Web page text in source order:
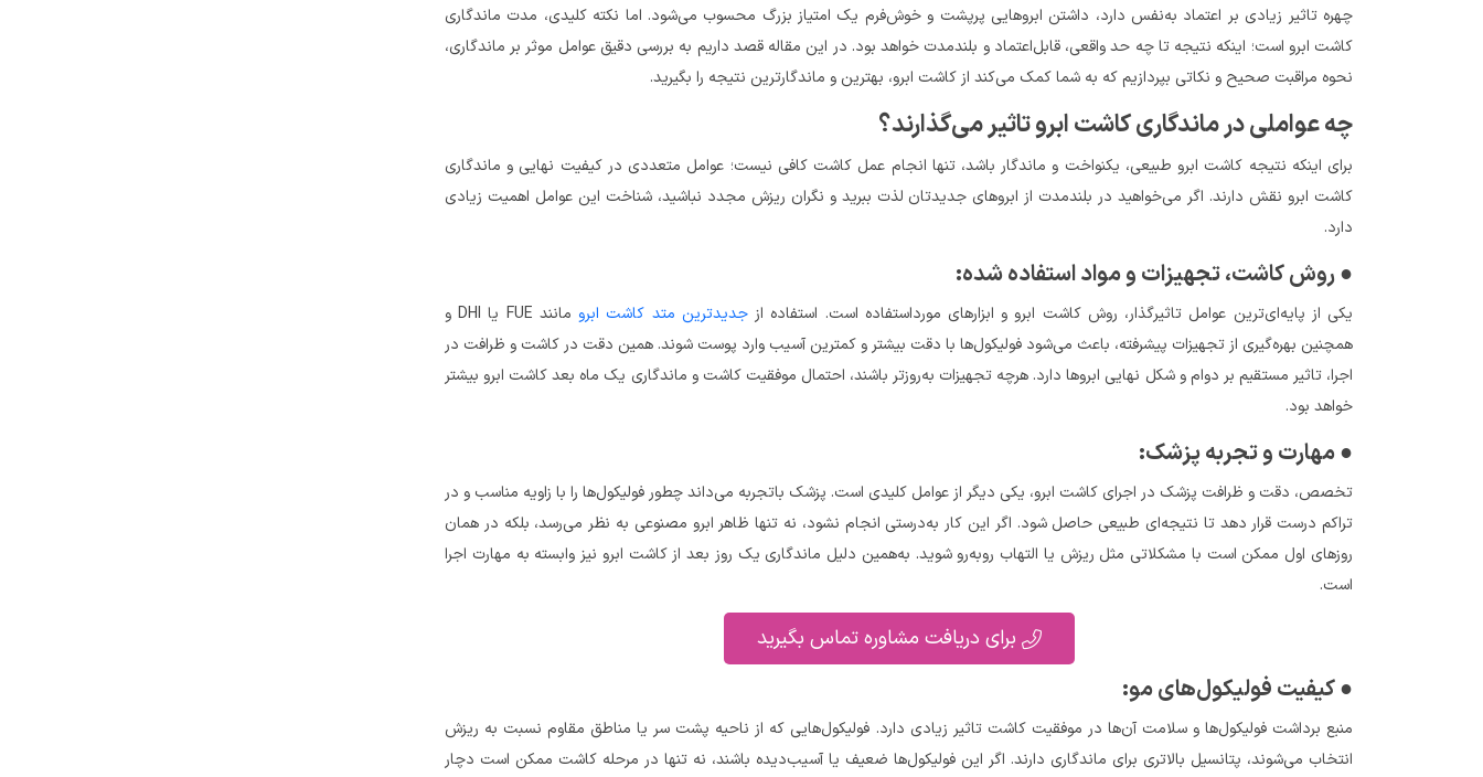
چهره تاثیر زیادی بر اعتماد به‌نفس دارد، داشتن ابروهایی پرپشت و خوش‌فرم یک امتیاز بزرگ محسوب می‌شود. اما نکته کلیدی، مدت ماندگاری
کاشت ابرو است؛ اینکه نتیجه تا چه حد واقعی، قابل‌اعتماد و بلندمدت خواهد بود. در این مقاله قصد داریم به بررسی دقیق عوامل موثر بر ماندگاری،
نحوه مراقبت صحیح و نکاتی بپردازیم که به شما کمک می‌کند از کاشت ابرو، بهترین و ماندگارترین نتیجه را بگیرید.
چه عواملی در ماندگاری کاشت ابرو تاثیر می‌گذارند؟
برای اینکه نتیجه کاشت ابرو طبیعی، یکنواخت و ماندگار باشد، تنها انجام عمل کاشت کافی نیست؛ عوامل متعددی در کیفیت نهایی و ماندگاری
کاشت ابرو نقش دارند. اگر می‌خواهید در بلندمدت از ابروهای جدیدتان لذت ببرید و نگران ریزش مجدد نباشید، شناخت این عوامل اهمیت زیادی
دارد.
● روش کاشت، تجهیزات و مواد استفاده‌ شده:
یکی از پایه‌ای‌ترین عوامل تاثیرگذار، روش کاشت ابرو و ابزارهای مورداستفاده است. استفاده ازجدیدترین متد کاشت ابرو
مانند FUE یا DHI و
همچنین بهره‌گیری از تجهیزات پیشرفته، باعث می‌شود فولیکول‌ها با دقت بیشتر و کمترین آسیب وارد پوست شوند. همین دقت در کاشت و ظرافت در
اجرا، تاثیر مستقیم بر دوام و شکل نهایی ابروها دارد. هرچه تجهیزات به‌روزتر باشند، احتمال موفقیت کاشت و ماندگاری یک ماه بعد کاشت ابرو بیشتر
خواهد بود.
● مهارت و تجربه پزشک:
تخصص، دقت و ظرافت پزشک در اجرای کاشت ابرو، یکی دیگر از عوامل کلیدی است. پزشک باتجربه می‌داند چطور فولیکول‌ها را با زاویه مناسب و در
تراکم درست قرار دهد تا نتیجه‌ای طبیعی حاصل شود. اگر این کار به‌درستی انجام نشود، نه تنها ظاهر ابرو مصنوعی به نظر می‌رسد، بلکه در همان
روزهای اول ممکن است با مشکلاتی مثل ریزش یا التهاب روبه‌رو شوید. به‌همین دلیل ماندگاری یک روز بعد از کاشت ابرو نیز وابسته به مهارت اجرا
است.
برای دریافت مشاوره تماس بگیرید
● کیفیت فولیکول‌های مو:
منبع برداشت فولیکول‌ها و سلامت آن‌ها در موفقیت کاشت تاثیر زیادی دارد. فولیکول‌هایی که از ناحیه پشت سر یا مناطق مقاوم نسبت به ریزش
انتخاب می‌شوند، پتانسیل بالاتری برای ماندگاری دارند. اگر این فولیکول‌ها ضعیف یا آسیب‌دیده باشند، نه تنها در مرحله کاشت ممکن است دچار